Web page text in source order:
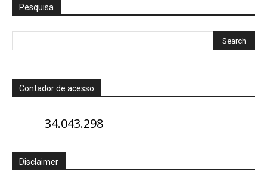
Pesquisa
Contador de acesso
34.043.298
Disclaimer